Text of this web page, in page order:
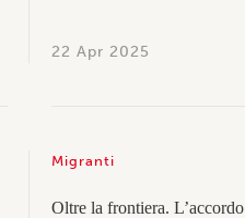
22 Apr 2025
Migranti
Oltre la frontiera. L’accordo